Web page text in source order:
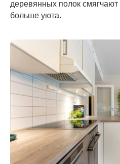
деревянных полок смягчают
больше уюта.